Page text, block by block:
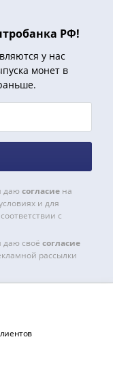
РФ!
у нас
монет в
даю согласиена
и для
с
даю своё согласие
рассылки